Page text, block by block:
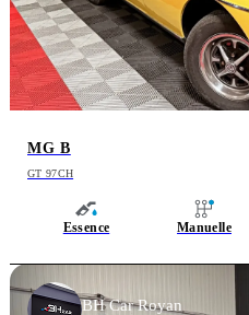
MG B
GT 97CH
Essence Manuelle
BH Car Royan